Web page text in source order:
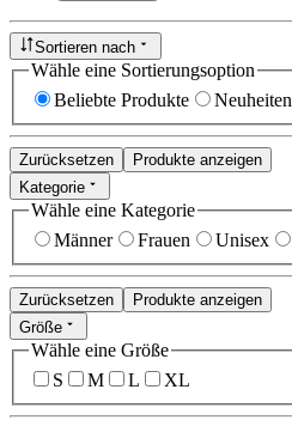
Sortieren nach
Wähle eine Sortierungsoption
Beliebte Produkte
Neuheiten
Zurücksetzen
Produkte anzeigen
Kategorie
Wähle eine Kategorie
Männer
Frauen Unisex
Zurücksetzen
Produkte anzeigen
Größe
Wähle eine Größe
S
M L XL